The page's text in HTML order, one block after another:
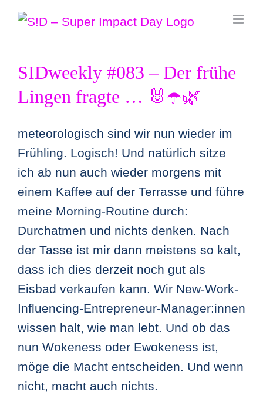
Zum
Inhalt
SIDweekly #083 – Der frühe
Lingen fragte … 🐰☂️🌿
meteorologisch sind wir nun wieder im
Frühling. Logisch! Und natürlich sitze
ich ab nun auch wieder morgens mit
einem Kaffee auf der Terrasse und führe
meine Morning-Routine durch:
Durchatmen und nichts denken. Nach
der Tasse ist mir dann meistens so kalt,
dass ich dies derzeit noch gut als
Eisbad verkaufen kann. Wir New-Work-
Influencing-Entrepreneur-Manager:innen
wissen halt, wie man lebt. Und ob das
nun Wokeness oder Ewokeness ist,
möge die Macht entscheiden. Und wenn
nicht, macht auch nichts.